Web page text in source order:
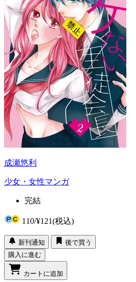
成瀬悠利
少女・女性マンガ
完結
110/¥121(税込)
新刊通知
後で買う
購入に進む
カートに追加